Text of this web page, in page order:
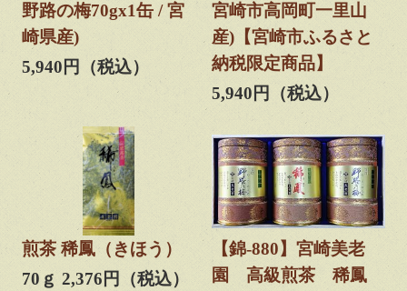
野路の梅70gx1缶 / 宮
崎県産)
5,940円（税込）
宮崎市高岡町一里山
産)【宮崎市ふるさと
納税限定商品】
5,940円（税込）
煎茶 稀鳳（きほう）
70ｇ 2,376円（税込）
【錦-880】宮崎美老
園 高級煎茶 稀鳳